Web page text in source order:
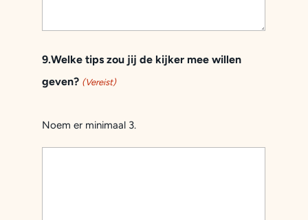
9.Welke tips zou jij de kijker mee willen
geven? (Vereist)
Noem er minimaal 3.